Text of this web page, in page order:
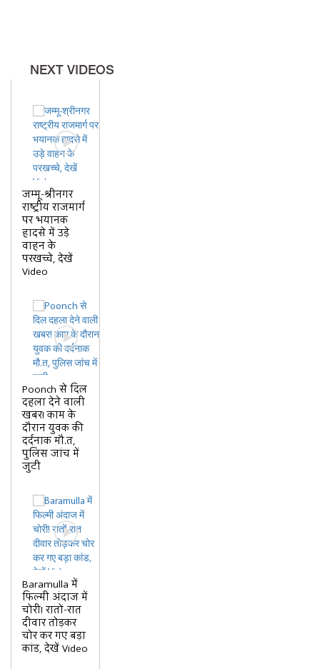
NEXT VIDEOS
जम्मू-श्रीनगर
राष्ट्रीय राजमार्ग
पर भयानक
हादसे में उड़े
वाहन के
परखच्चे, देखें
Video
Poonch से दिल
दहला देने वाली
खबर! काम के
दौरान युवक की
दर्दनाक मौ.त,
पुलिस जांच में
जुटी
Baramulla में
फिल्मी अंदाज में
चोरी! रातों-रात
दीवार तोड़कर
चोर कर गए बड़ा
कांड, देखें Video